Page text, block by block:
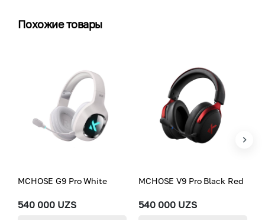
Похожие товары
540 000 UZS
MCHOSE G9 Pro White
540 000 UZS
MCHOSE V9 Pro Black Red